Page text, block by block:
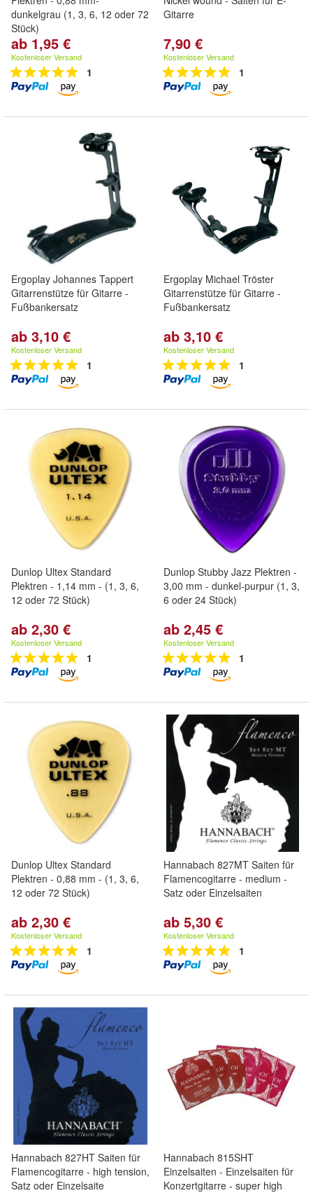
dunkelgrau (1, 3, 6, 12 oder 72
Stück)
ab 1,95 €
Kostenloser Versand
1
Gitarre
7,90 €
Kostenloser Versand
1
Ergoplay Johannes Tappert
Gitarrenstütze für Gitarre -
Fußbankersatz
ab 3,10 €
Kostenloser Versand
1
Ergoplay Michael Tröster
Gitarrenstütze für Gitarre -
Fußbankersatz
ab 3,10 €
Kostenloser Versand
1
Dunlop Ultex Standard
Plektren - 1,14 mm - (1, 3, 6,
12 oder 72 Stück)
ab 2,30 €
Kostenloser Versand
1
Dunlop Stubby Jazz Plektren -
3,00 mm - dunkel-purpur (1, 3,
6 oder 24 Stück)
ab 2,45 €
Kostenloser Versand
1
Dunlop Ultex Standard
Plektren - 0,88 mm - (1, 3, 6,
12 oder 72 Stück)
ab 2,30 €
Kostenloser Versand
1
Hannabach 827MT Saiten für
Flamencogitarre - medium -
Satz oder Einzelsaiten
ab 5,30 €
Kostenloser Versand
1
Hannabach 827HT Saiten für
Flamencogitarre - high tension,
Satz oder Einzelsaite
Hannabach 815SHT
Einzelsaiten - Einzelsaiten für
Konzertgitarre - super high